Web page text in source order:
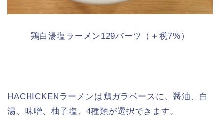
鶏白湯塩ラーメン129バーツ（＋税7%）
HACHICKENラーメンは鶏ガラベースに、醤油、白
湯、味噌、柚子塩、4種類が選択できます。